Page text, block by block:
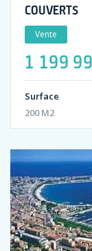
COUVERTS
Vente
1 199
Surface
200 M2